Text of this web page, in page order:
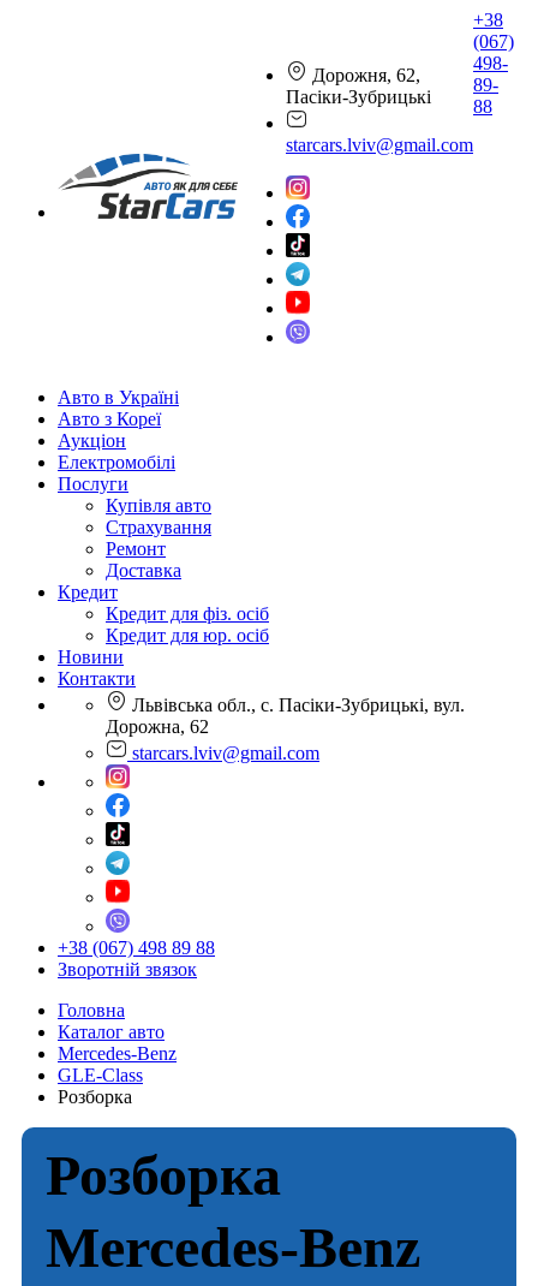
Дорожня, 62,
Пасіки-Зубрицькі
starcars.lviv@gmail.com
+38
(067)
498-
89-
88
Авто в Україні
Авто з Кореї
Аукціон
Електромобілі
Послуги
Купівля авто
Страхування
Ремонт
Доставка
Кредит
Кредит для фіз. осіб
Кредит для юр. осіб
Новини
Контакти
Львівська обл., с. Пасіки-Зубрицькі, вул.
Дорожна, 62
starcars.lviv@gmail.com
+38 (067) 498 89 88
Зворотній звязок
Головна
Каталог авто
Mercedes-Benz
GLE-Class
Розборка
Розборка
Mercedes-Benz